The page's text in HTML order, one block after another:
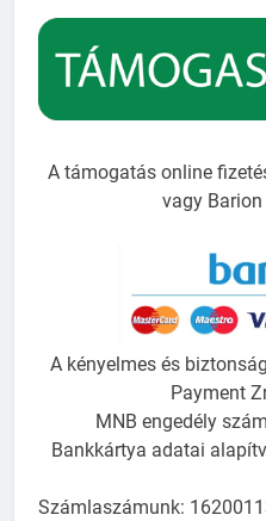
A támogatás online
vagy
A kényelmes és
Payment
MNB engedély
Bankkártya adatai
Számlaszámunk: